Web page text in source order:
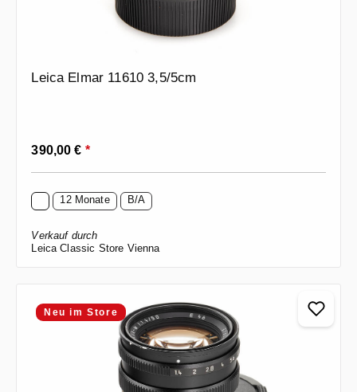
Leica Elmar 11610 3,5/5cm
Regulärer Preis:
390,00 € *
12 Monate B/A
Verkauf durch
Leica Classic Store Vienna
Neu im Store